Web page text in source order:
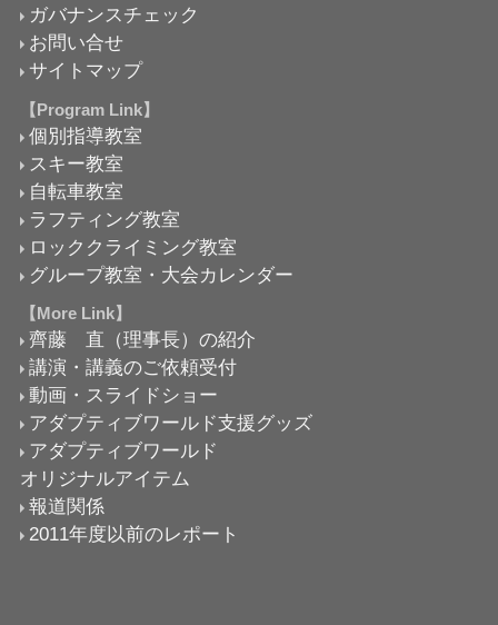
ガバナンスチェック
お問い合せ
サイトマップ
【Program Link】
個別指導教室
スキー教室
自転車教室
ラフティング教室
ロッククライミング教室
グループ教室・大会カレンダー
【More Link】
齊藤 直（理事長）の紹介
講演・講義のご依頼受付
動画・スライドショー
アダプティブワールド支援グッズ
アダプティブワールド
オリジナルアイテム
報道関係
2011年度以前のレポート